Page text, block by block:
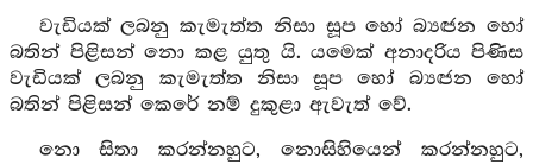
වැඩියක් ලබනු කැමැත්ත නිසා සූප හෝ බ්‍යඤ්‍ජන හෝ
බතින් පිළිසන් නො කළ යුතු යි. යමෙක් අනාදරිය පිණිස
වැඩියක් ලබනු කැමැත්ත නිසා සූප හෝ බ්‍යඤ්‍ජන හෝ
බතින් පිළිසන් කෙරේ නම් දුකුළා ඇවැත් වේ.
නො සිතා කරන්නහුට, නොසිහියෙන් කරන්නහුට,